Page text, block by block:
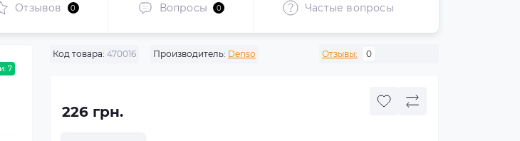
Отзывов 0 Вопросы 0 Частые вопросы
7
Код товара: 470016 Производитель: Denso Отзывы: 0
226 грн.